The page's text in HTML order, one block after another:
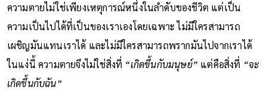
ความตายไม่ใช่เพียงเหตุการณ์หนึ่งในลำดับของชีวิต แต่เป็น
ความเป็นไปได้ที่เป็นของเราเองโดยเฉพาะ ไม่มีใครสามารถ
เผชิญมันแทนเราได้ และไม่มีใครสามารถพรากมันไปจากเราได้
ในแง่นี้ ความตายจึงไม่ใช่สิ่งที่ “เกิดขึ้นกับมนุษย์” แต่คือสิ่งที่ “จะ
เกิดขึ้นกับฉัน”